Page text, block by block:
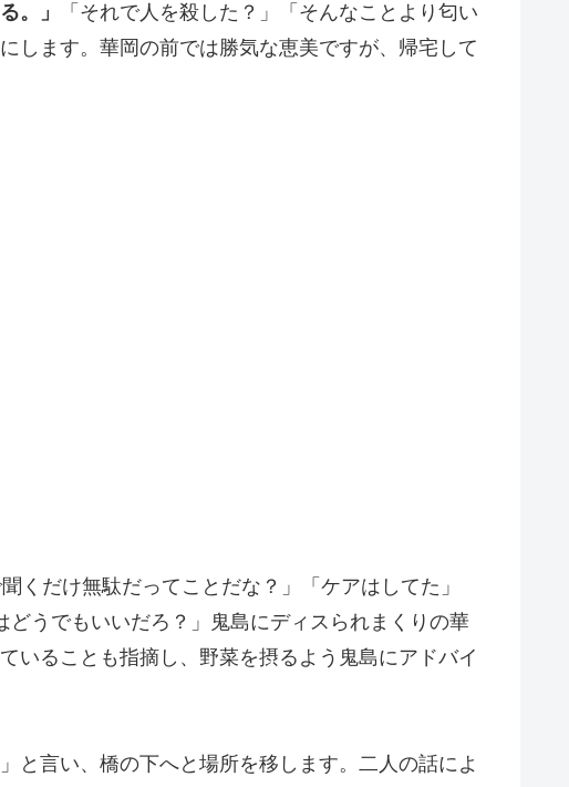
。」
「それで人を殺した？」「そんなことより匂い
します。華岡の前では勝気な恵美ですが、帰宅して
くだけ無駄だってことだな？」「ケアはしてた」
どうでもいいだろ？」鬼島にディスられまくりの華
いることも指摘し、野菜を摂るよう鬼島にアドバイ
と言い、橋の下へと場所を移します。二人の話によ